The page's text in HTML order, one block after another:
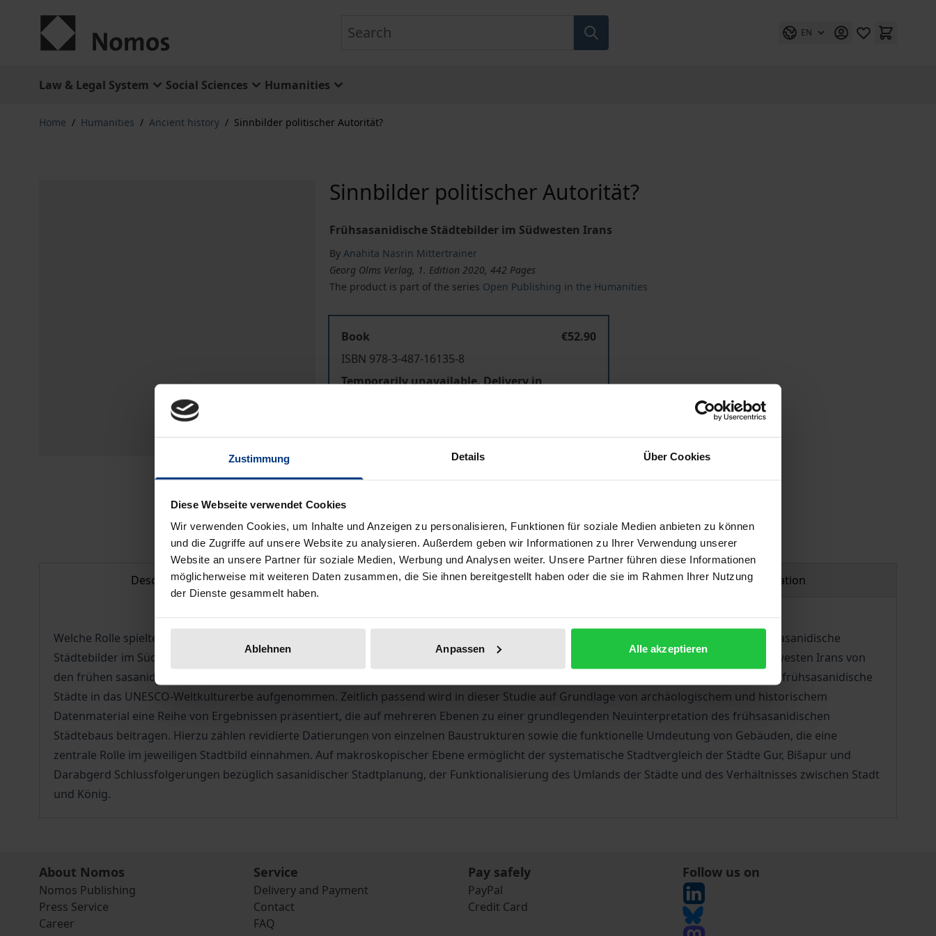
Zustimmung Details Über Cookies
Diese Webseite verwendet Cookies
Wir verwenden Cookies, um Inhalte und Anzeigen zu personalisieren, Funktionen für soziale Medien anbieten zu können
und die Zugriffe auf unsere Website zu analysieren. Außerdem geben wir Informationen zu Ihrer Verwendung unserer
Website an unsere Partner für soziale Medien, Werbung und Analysen weiter. Unsere Partner führen diese Informationen
möglicherweise mit weiteren Daten zusammen, die Sie ihnen bereitgestellt haben oder die sie im Rahmen Ihrer Nutzung
der Dienste gesammelt haben.
Ablehnen Anpassen Alle akzeptieren
EN
Law & Legal System Social Sciences Humanities
Home / Humanities / Ancient history / Sinnbilder politischer Autorität?
Sinnbilder politischer Autorität?
Frühsasanidische Städtebilder im Südwesten Irans
By Anahita Nasrin Mittertrainer
Georg Olms Verlag, 1. Edition 2020, 442 Pages
The product is part of the series Open Publishing in the Humanities
Book
€52.90
ISBN 978-3-487-16135-8
Temporarily unavailable. Delivery in
Delivery cost notice
Description Bibliographical data Product safety information
Welche Rolle spielten Stadtgründungen bei der Formation des sasanidischen Reichs? In der Studie "Sinnbilder politischer Autorität? Frühsasanidische
Städtebilder im Südwesten Irans" analysiert Anahita Nasrin Mittertrainer, wie politische Autorität in Städten und ihrem Hinterland im Südwesten Irans von
den frühen sasanidischen Herrschern (224-338 n.d.Z.) geschaffen und reproduziert wurde. Im Jahr 2018 wurden mit Gur und Bišapur zwei frühsasanidische
Städte in das UNESCO-Weltkulturerbe aufgenommen. Zeitlich passend wird in dieser Studie auf Grundlage von archäologischem und historischem
Datenmaterial eine Reihe von Ergebnissen präsentiert, die auf mehreren Ebenen zu einer grundlegenden Neuinterpretation des frühsasanidischen
Städtebaus beitragen. Hierzu zählen revidierte Datierungen von einzelnen Baustrukturen sowie die funktionelle Umdeutung von Gebäuden, die eine
zentrale Rolle im jeweiligen Stadtbild einnahmen. Auf makroskopischer Ebene ermöglicht der systematische Stadtvergleich der Städte Gur, Bišapur und
Darabgerd Schlussfolgerungen bezüglich sasanidischer Stadtplanung, der Funktionalisierung des Umlands der Städte und des Verhältnisses zwischen Stadt
und König.
About Nomos
Nomos Publishing
Press Service
Career
Service
Delivery and Payment
Contact
FAQ
Pay safely
PayPal
Credit Card
Follow us on